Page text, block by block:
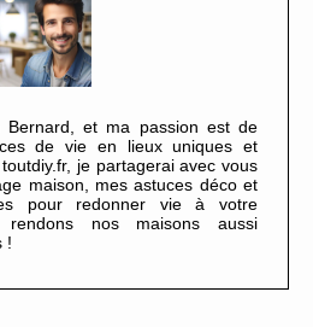
et ma passion est de
de vie en lieux uniques et
je partagerai avec vous
maison, mes astuces déco et
pour redonner vie à votre
rendons nos maisons aussi
!